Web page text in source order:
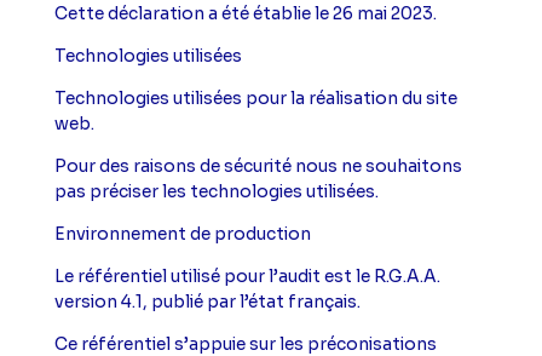
Cette déclaration a été établie le 26 mai 2023.
Technologies utilisées
Technologies utilisées pour la réalisation du site
web.
Pour des raisons de sécurité nous ne souhaitons
pas préciser les technologies utilisées.
Environnement de production
Le référentiel utilisé pour l’audit est le R.G.A.A.
version 4.1, publié par l’état français.
Ce référentiel s’appuie sur les préconisations